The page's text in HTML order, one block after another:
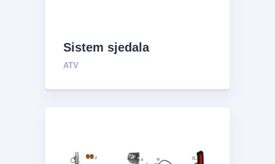
Sistem sjedala
ATV